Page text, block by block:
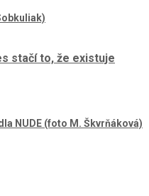
stačí to, že existuje